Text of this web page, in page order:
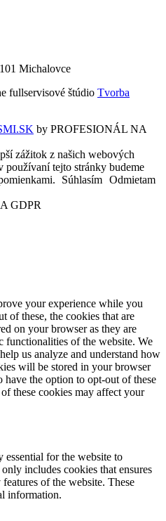
Michalovce
fullservisové štúdio Tvorba
by PROFESIONÁL NA
zážitok z našich webových
tejto stránky budeme
Súhlasím Odmietam
GDPR
your experience while you
of these, the cookies that are
on your browser as they are
functionalities of the website. We
us analyze and understand how
will be stored in your browser
the option to opt-out of these
these cookies may affect your
essential for the website to
includes cookies that ensures
of the website. These
information.